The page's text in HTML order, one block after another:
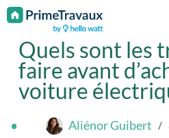
Passer au contenu
Quels sont les
faire avant
voiture
Aliénor Guibert